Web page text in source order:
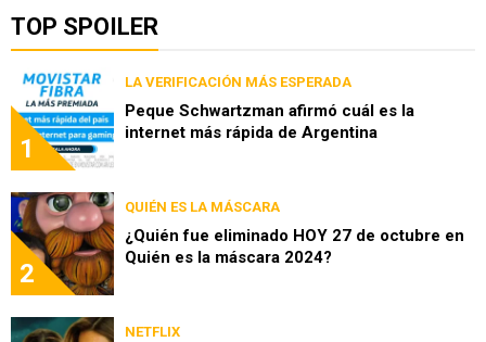
TOP SPOILER
1
LA VERIFICACIÓN MÁS ESPERADA
Peque Schwartzman afirmó cuál es la
internet más rápida de Argentina
2
QUIÉN ES LA MÁSCARA
¿Quién fue eliminado HOY 27 de octubre en
Quién es la máscara 2024?
NETFLIX